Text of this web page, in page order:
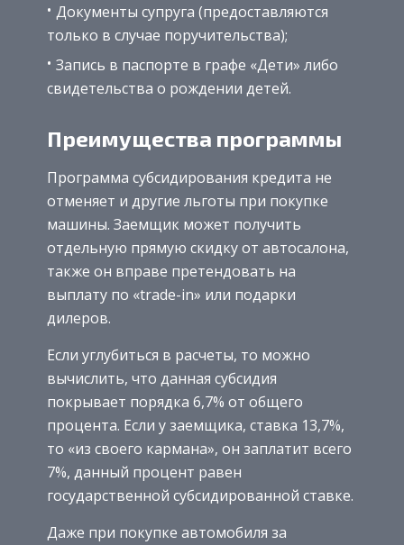
Документы супруга (предоставляются
только в случае поручительства);
Запись в паспорте в графе «Дети» либо
свидетельства о рождении детей.
Преимущества программы
Программа субсидирования кредита не
отменяет и другие льготы при покупке
машины. Заемщик может получить
отдельную прямую скидку от автосалона,
также он вправе претендовать на
выплату по «trade-in» или подарки
дилеров.
Если углубиться в расчеты, то можно
вычислить, что данная субсидия
покрывает порядка 6,7% от общего
процента. Если у заемщика, ставка 13,7%,
то «из своего кармана», он заплатит всего
7%, данный процент равен
государственной субсидированной ставке.
Даже при покупке автомобиля за